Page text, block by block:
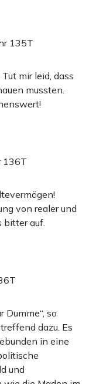
135T
mir leid, dass
mussten.
136T
von realer und
bitter auf.
Dumme“, so
dazu. Es
in eine
und